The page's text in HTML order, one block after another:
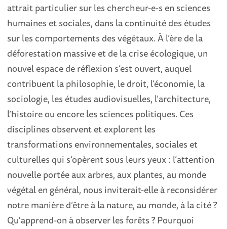
attrait particulier sur les chercheur-e-s en sciences
humaines et sociales, dans la continuité des études
sur les comportements des végétaux. À l’ère de la
déforestation massive et de la crise écologique, un
nouvel espace de réflexion s’est ouvert, auquel
contribuent la philosophie, le droit, l’économie, la
sociologie, les études audiovisuelles, l’architecture,
l’histoire ou encore les sciences politiques. Ces
disciplines observent et explorent les
transformations environnementales, sociales et
culturelles qui s’opèrent sous leurs yeux : l’attention
nouvelle portée aux arbres, aux plantes, au monde
végétal en général, nous inviterait-elle à reconsidérer
notre manière d’être à la nature, au monde, à la cité ?
Qu'apprend-on à observer les forêts ? Pourquoi